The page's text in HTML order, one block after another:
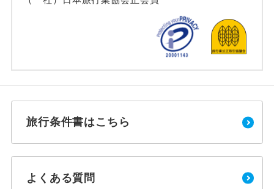
旅行条件書はこちら
よくある質問